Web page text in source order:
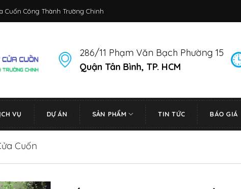
Cuốn Công Thành Trường Chinh
286/11 Phạm Văn Bạch Phường 15
Quận Tân Bình, TP. HCM
VỤ DỰ ÁN SẢN PHẨM TIN TỨC BÁO GIÁ
Cuốn